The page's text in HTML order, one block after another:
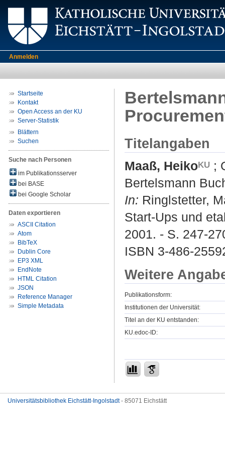
Anmelden
Startseite
Kontakt
Open Access an der KU
Server-Statistik
Blättern
Suchen
Suche nach Personen
im Publikationsserver
bei BASE
bei Google Scholar
Daten exportieren
ASCII Citation
Atom
BibTeX
Dublin Core
EP3 XML
EndNote
HTML Citation
JSON
Reference Manager
Simple Metadata
Titelangaben
Maaß, Heiko ;
Bertelsmann
In: Ringlstetter,
Start-Ups und
2001. - S. 247-
ISBN 3-486-
Weitere
Publikationsform:
Institutionen der Universität:
Titel an der KU entstanden:
KU.edoc-ID:
Universitätsbibliothek Eichstätt-Ingolstadt- 85071 Eichstätt